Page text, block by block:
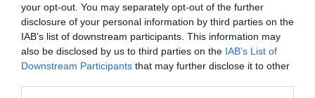
your opt-out. You may separately opt-out of the further
disclosure of your personal information by third parties on the
IAB’s list of downstream participants. This information may
also be disclosed by us to third parties on the IAB’s List of
Downstream Participants that may further disclose it to other
Farmacéuticos Sin Fronteras y la Facultad de Farmacia
de Sevilla firman un acuerdo de colaboración
Noticias y novedades Redacción
22/05/2013
Farmacéuticos Sin Fronteras ha firmado un acuerdo de colaboración